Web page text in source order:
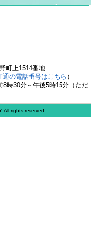
町上1514番地
通の電話番号はこちら ）
時30分～午後5時15分（ただ
All rights reserved.